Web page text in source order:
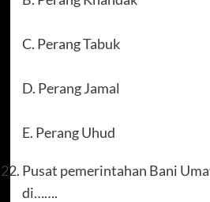
C. Perang Tabuk
D. Perang Jamal
E. Perang Uhud
Pusat pemerintahan Bani
di…….